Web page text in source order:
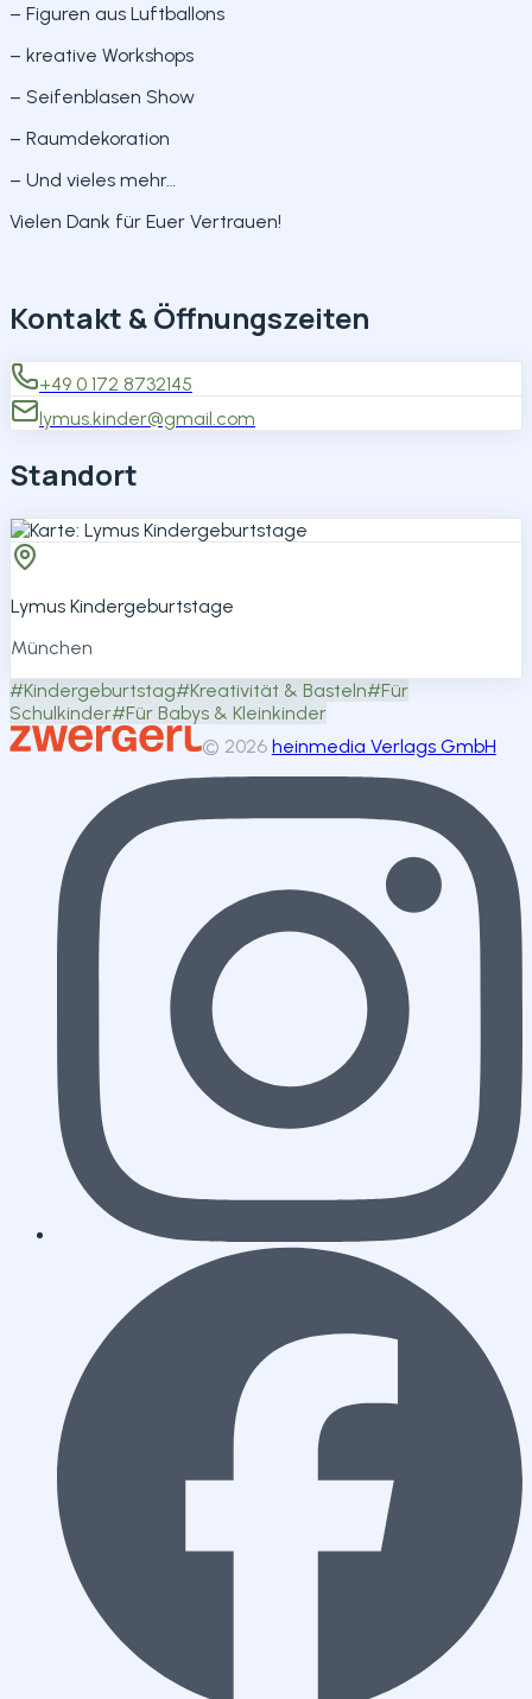
– Figuren aus Luftballons
– kreative Workshops
– Seifenblasen Show
– Raumdekoration
– Und vieles mehr…
Vielen Dank für Euer Vertrauen!
Kontakt & Öffnungszeiten
+49 0 172 8732145
lymus.kinder@gmail.com
Standort
Lymus Kindergeburtstage
München
#Kindergeburtstag#Kreativität & Basteln#Für
Schulkinder#Für Babys & Kleinkinder
© 2026 heinmedia Verlags GmbH